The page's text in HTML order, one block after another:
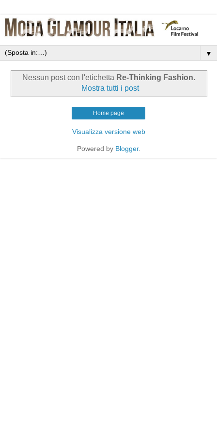
▼
Nessun post con l'etichetta Re-Thinking Fashion.
Mostra tutti i post
Home page
Visualizza versione web
Powered by Blogger.